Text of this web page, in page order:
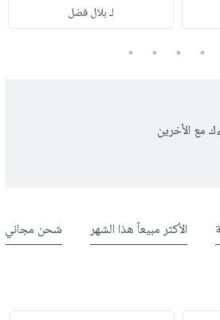
لـ بلال فضل
2
3
4
5
مع الأخرين
الأكثر مبيعاً هذا الشهر شحن مجاني